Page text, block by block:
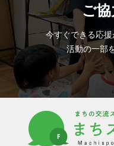
ご
今すぐできる応
活動の一部